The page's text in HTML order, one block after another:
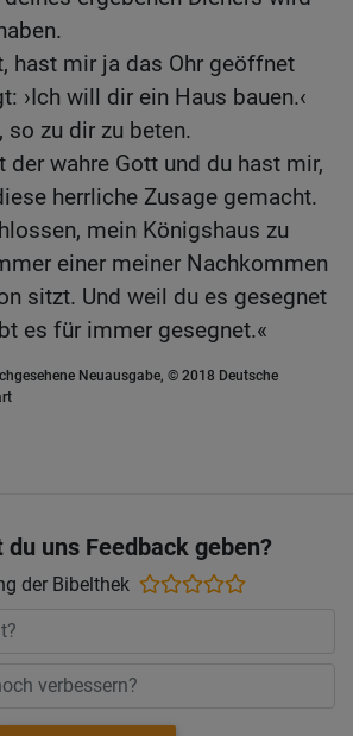
hast mir ja das Ohr geöffnet
›Ich will dir ein Haus bauen.‹
so zu dir zu beten.
der wahre Gott und du hast mir,
herrliche Zusage gemacht.
mein Königshaus zu
einer meiner Nachkommen
sitzt. Und weil du es gesegnet
es für immer gesegnet.«
Neuausgabe, © 2018 Deutsche
uns Feedback geben?
der Bibelthek